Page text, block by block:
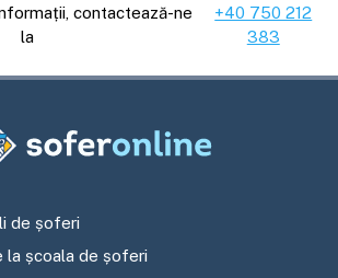
contactează-ne
la
+40 750 212
383
de șoferi
la școala de șoferi